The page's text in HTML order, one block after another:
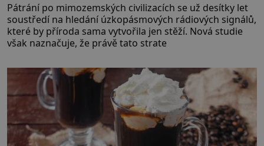
Pátrání po mimozemských civilizacích se už desítky let
soustředí na hledání úzkopásmových rádiových signálů,
které by příroda sama vytvořila jen stěží. Nová studie
však naznačuje, že právě tato strate